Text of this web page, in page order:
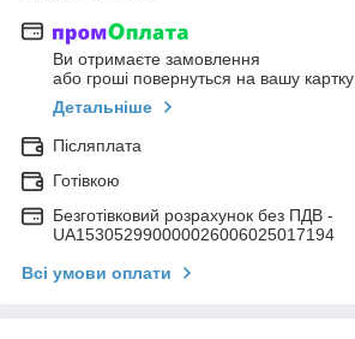
Ви отримаєте замовлення
або гроші повернуться на вашу картку
Детальніше
Післяплата
Готівкою
Безготівковий розрахунок без ПДВ -
UA153052990000026006025017194
Всі умови оплати